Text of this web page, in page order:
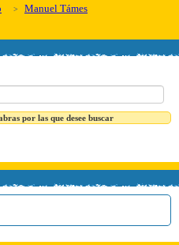
Manuel Támes
por las que desee buscar